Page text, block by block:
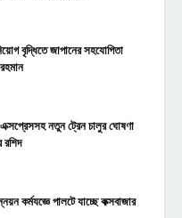
বৃদ্ধিতে জাপানের সহযোগিতা
নতুন ট্রেন চালুর ঘোষণা
রশিদ
কর্মযজ্ঞে পালটে যাচ্ছে কক্সবাজার